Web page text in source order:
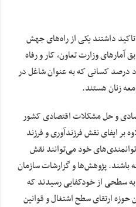
داشتند یکی از راه‌های جهش
وزارت تعاون، کار و رفاه
درصد کسانی که به عنوان شاغل در
زنان هستند.
و حل مشکلات اقتصادی کشور
بر ایفای نقش فرزندآوری و فرزند
خود می‌توانند نقش
باشند. پژوهش‌ها و گزارشات سازمان
سطحی از خودکفایی رسیدند که
حوزه ارتقای سطح اشتغال و قوانین